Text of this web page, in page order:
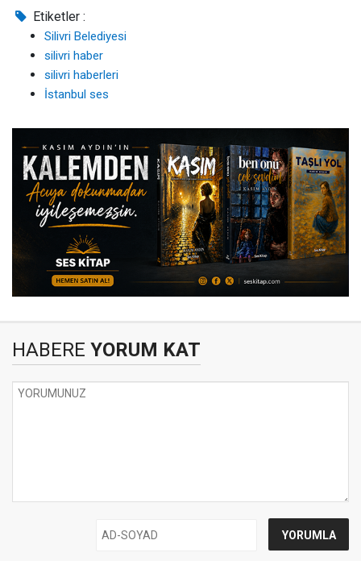
Etiketler :
Silivri Belediyesi
silivri haber
silivri haberleri
İstanbul ses
HABERE YORUM KAT